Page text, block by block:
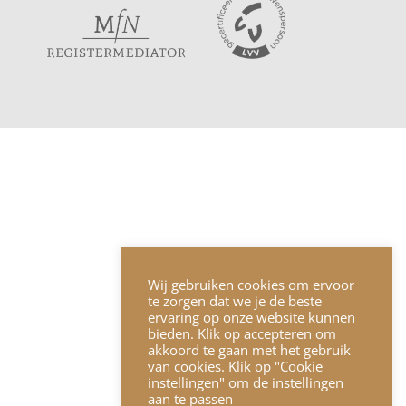
Wij gebruiken cookies om ervoor
te zorgen dat we je de beste
ervaring op onze website kunnen
bieden. Klik op accepteren om
akkoord te gaan met het gebruik
van cookies. Klik op "Cookie
instellingen" om de instellingen
aan te passen